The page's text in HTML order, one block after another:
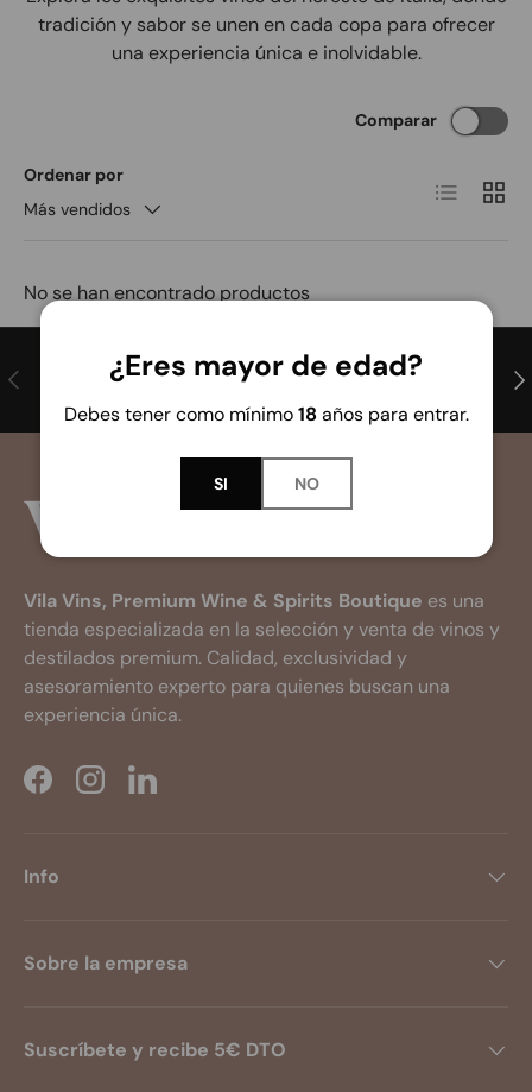
tradición y sabor se unen en cada copa para ofrecer
una experiencia única e inolvidable.
Ordenar por
Más vendidos
Comparar
Lista
No se han encontrado productos
¿Eres mayor de edad?
Debes tener como mínimo18años para entrar.
SI NO
Anterior Envíos a Península y Baleares
Vila Vins, Premium Wine & Spirits Boutique es una
tienda especializada en la selección y venta de vinos y
destilados premium. Calidad, exclusividad y
asesoramiento experto para quienes buscan una
experiencia única.
FacebookInstagramLinkedIn
Info
Sobre la empresa
Suscríbete y recibe 5€ DTO